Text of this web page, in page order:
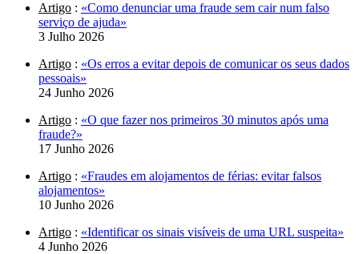
Artigo : «Como denunciar uma fraude sem cair num falso
serviço de ajuda»
3 Julho 2026
Artigo : «Os erros a evitar depois de comunicar os seus dados
pessoais»
24 Junho 2026
Artigo : «O que fazer nos primeiros 30 minutos após uma
fraude?»
17 Junho 2026
Artigo : «Fraudes em alojamentos de férias: evitar falsos
alojamentos»
10 Junho 2026
Artigo : «Identificar os sinais visíveis de uma URL suspeita»
4 Junho 2026